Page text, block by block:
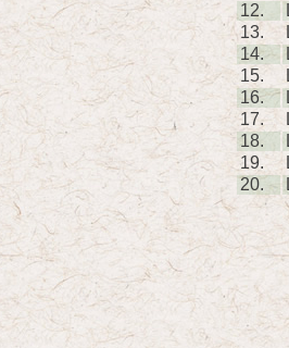
12.
13.
14.
15.
16.
17.
18.
19.
20.